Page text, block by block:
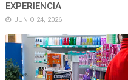
EXPERIENCIA
JUNIO 24, 2026